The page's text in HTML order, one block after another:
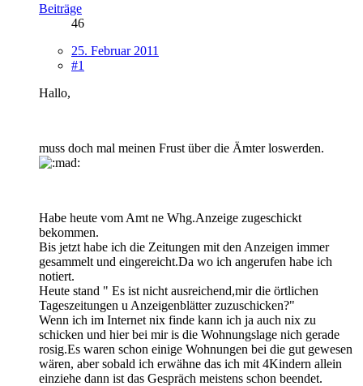
Beiträge
46
25. Februar 2011
#1
Hallo,
muss doch mal meinen Frust über die Ämter loswerden.
Habe heute vom Amt ne Whg.Anzeige zugeschickt
bekommen.
Bis jetzt habe ich die Zeitungen mit den Anzeigen immer
gesammelt und eingereicht.Da wo ich angerufen habe ich
notiert.
Heute stand " Es ist nicht ausreichend,mir die örtlichen
Tageszeitungen u Anzeigenblätter zuzuschicken?"
Wenn ich im Internet nix finde kann ich ja auch nix zu
schicken und hier bei mir is die Wohnungslage nich gerade
rosig.Es waren schon einige Wohnungen bei die gut gewesen
wären, aber sobald ich erwähne das ich mit 4Kindern allein
einziehe dann ist das Gespräch meistens schon beendet.